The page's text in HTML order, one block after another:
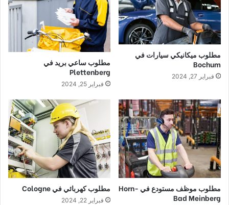
مطلوب ميكانيكي سيارات في
Bochum
فبراير 27, 2024
مطلوب ساعي بريد في
Plettenberg
فبراير 25, 2024
مطلوب موظف مستودع في Horn-
Bad Meinberg
مطلوب كهربائي في Cologne
فبراير 22, 2024